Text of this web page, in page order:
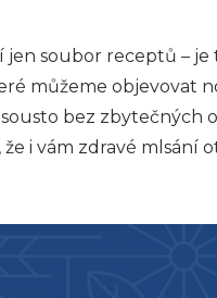
soubor receptů –
můžeme objevovat
sousto bez
že i vám zdravé